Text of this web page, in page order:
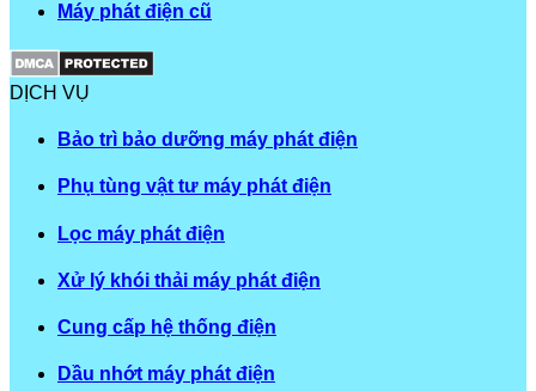
Máy phát điện cũ
DỊCH VỤ
Bảo trì bảo dưỡng máy phát điện
Phụ tùng vật tư máy phát điện
Lọc máy phát điện
Xử lý khói thải máy phát điện
Cung cấp hệ thống điện
Dầu nhớt máy phát điện